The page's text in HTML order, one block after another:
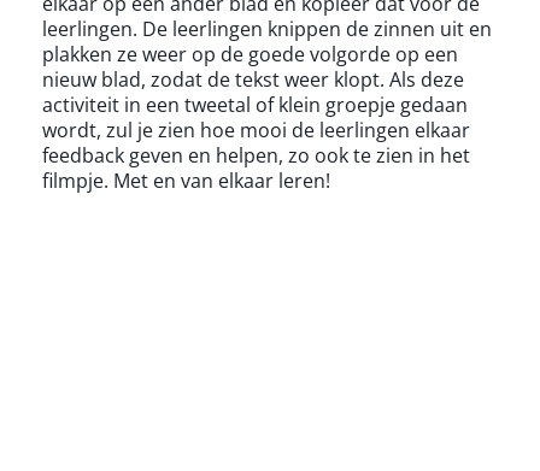
leerlingen. De leerlingen knippen de zinnen uit en
plakken ze weer op de goede volgorde op een
nieuw blad, zodat de tekst weer klopt. Als deze
activiteit in een tweetal of klein groepje gedaan
wordt, zul je zien hoe mooi de leerlingen elkaar
feedback geven en helpen, zo ook te zien in het
filmpje. Met en van elkaar leren!